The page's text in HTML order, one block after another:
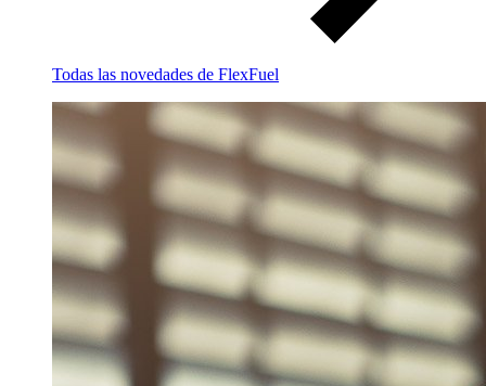
Todas las novedades de FlexFuel